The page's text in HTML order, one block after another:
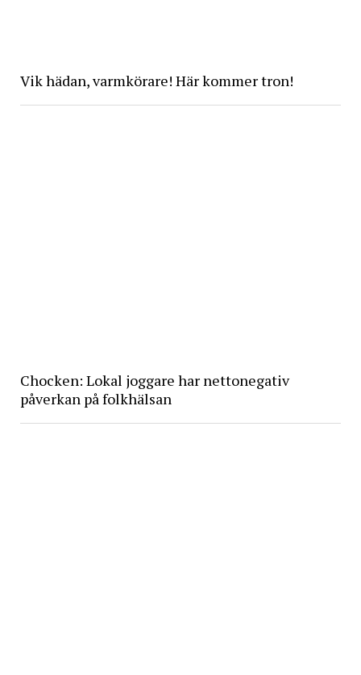
Vik hädan, varmkörare! Här kommer tron!
Chocken: Lokal joggare har nettonegativ
påverkan på folkhälsan